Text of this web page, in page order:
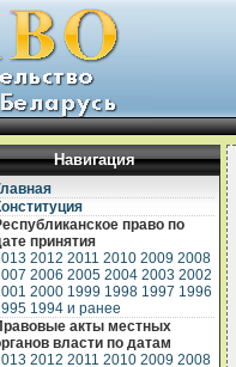
Навигация
право по
принятия
2012 2011 2010 2009 2008
2006 2005 2004 2003 2002
2000 1999 1998 1997 1996
1994 и ранее
акты местных
власти по датам
2012 2011 2010 2009 2008